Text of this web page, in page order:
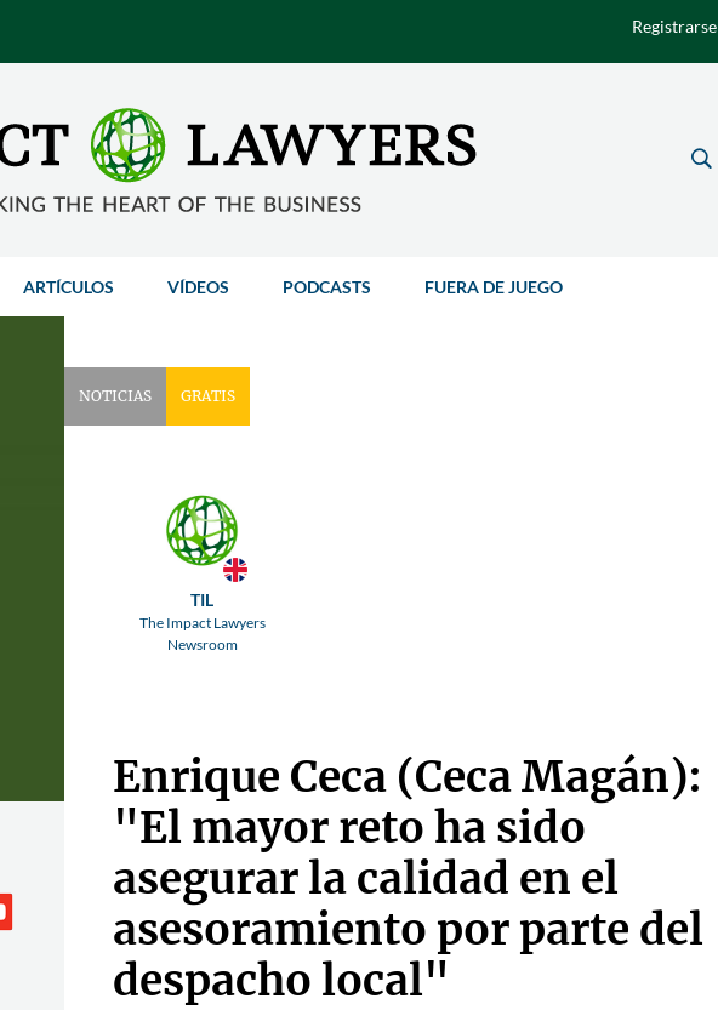
Registrarse
U
ARTÍCULOS VÍDEOS PODCASTS FUERA DE JUEGO
NOTICIAS GRATIS
TIL
The Impact Lawyers
Newsroom
Enrique Ceca (Ceca Magán):
"El mayor reto ha sido
asegurar la calidad en el
asesoramiento por parte del
despacho local"